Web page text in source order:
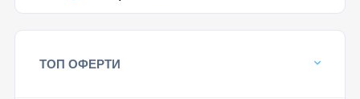
ТОП ОФЕРТИ